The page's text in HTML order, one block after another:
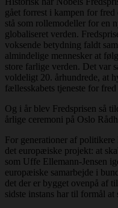
gået forrest i kampen for
stå som rollemodeller for en
globaliseret verden.
voksende betydning faldt
almindelige mennesker at
store farlige verden. Det var
voldeligt 20. århundrede, at
fællesskabets tjeneste for
Og i år blev Fredsprisen så
årlige ceremoni på Oslo
For generationer af
det europæiske projekt: at
som Uffe Ellemann-Jensen
europæiske samarbejde i
det der er bygget ovenpå af
sidste instans har til formål